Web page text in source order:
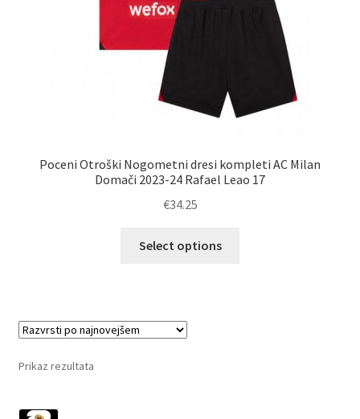
Poceni Otroški Nogometni dresi kompleti AC Milan
Domači 2023-24 Rafael Leao 17
€34.25
Select options
Prikaz rezultata